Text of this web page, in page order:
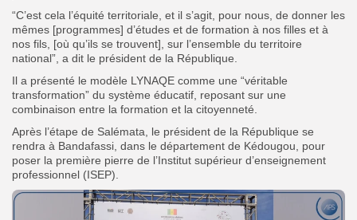
“C’est cela l’équité territoriale, et il s’agit, pour nous, de donner les
mêmes [programmes] d’études et de formation à nos filles et à
nos fils, [où qu’ils se trouvent], sur l’ensemble du territoire
national”, a dit le président de la République.
Il a présenté le modèle LYNAQE comme une “véritable
transformation” du système éducatif, reposant sur une
combinaison entre la formation et la citoyenneté.
Après l’étape de Salémata, le président de la République se
rendra à Bandafassi, dans le département de Kédougou, pour
poser la première pierre de l’Institut supérieur d’enseignement
professionnel (ISEP).